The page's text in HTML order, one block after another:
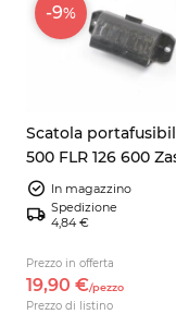
-9%
Scatola
500 FLR 126 600
750 6 fusibili
In magazzino
Spedizione
4,84 €
Prezzo in offerta
19,90 €/pezzo
Prezzo di listino